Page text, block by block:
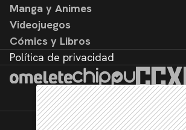
Reseñas
Noticias
Reseñas
Manga y Animes
Noticias
Reseñas
Videojuegos
Noticias
Reseñas
Cómics y Libros
Noticias
Reseñas
Política de privacidad